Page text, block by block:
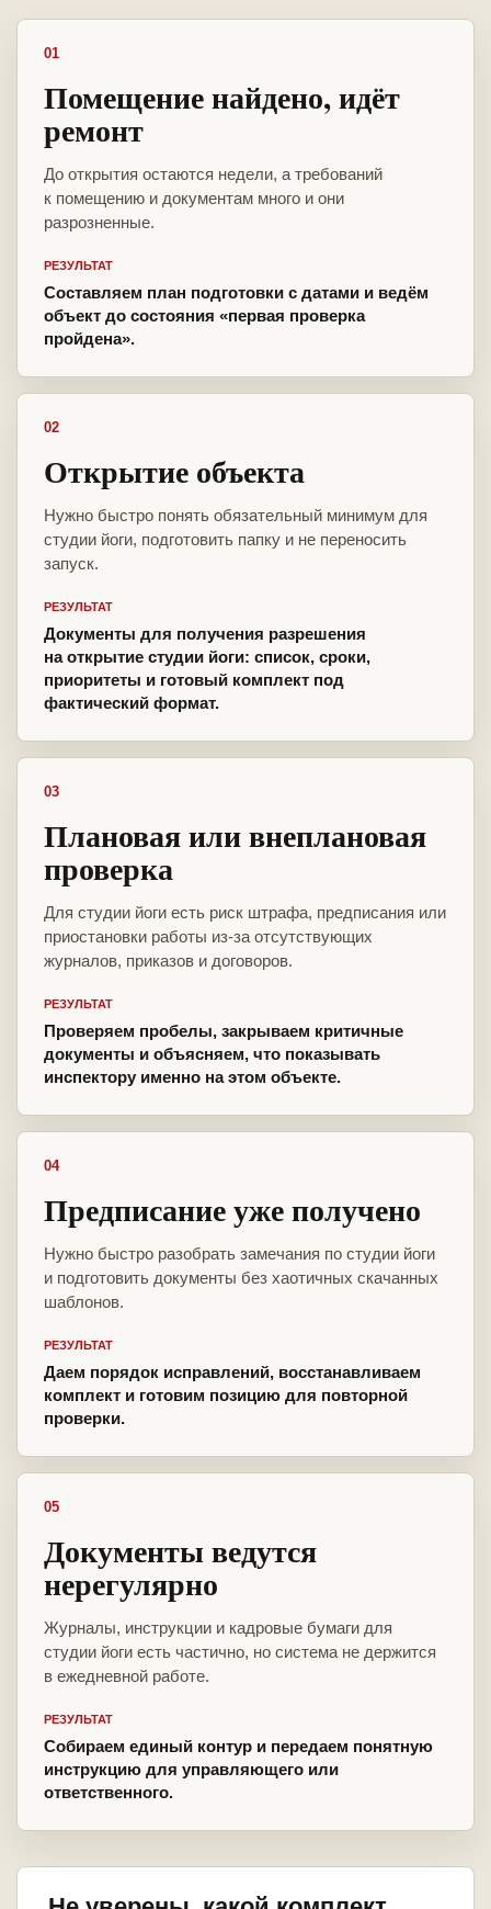
01
Помещение найдено, идёт
ремонт
До открытия остаются недели, а требований
к помещению и документам много и они
разрозненные.
РЕЗУЛЬТАТ
Составляем план подготовки с датами и ведём
объект до состояния «первая проверка
пройдена».
02
Открытие объекта
Нужно быстро понять обязательный минимум для
студии йоги, подготовить папку и не переносить
запуск.
РЕЗУЛЬТАТ
Документы для получения разрешения
на открытие студии йоги: список, сроки,
приоритеты и готовый комплект под
фактический формат.
03
Плановая или внеплановая
проверка
Для студии йоги есть риск штрафа, предписания или
приостановки работы из-за отсутствующих
журналов, приказов и договоров.
РЕЗУЛЬТАТ
Проверяем пробелы, закрываем критичные
документы и объясняем, что показывать
инспектору именно на этом объекте.
04
Предписание уже получено
Нужно быстро разобрать замечания по студии йоги
и подготовить документы без хаотичных скачанных
шаблонов.
РЕЗУЛЬТАТ
Даем порядок исправлений, восстанавливаем
комплект и готовим позицию для повторной
проверки.
05
Документы ведутся
нерегулярно
Журналы, инструкции и кадровые бумаги для
студии йоги есть частично, но система не держится
в ежедневной работе.
РЕЗУЛЬТАТ
Собираем единый контур и передаем понятную
инструкцию для управляющего или
ответственного.